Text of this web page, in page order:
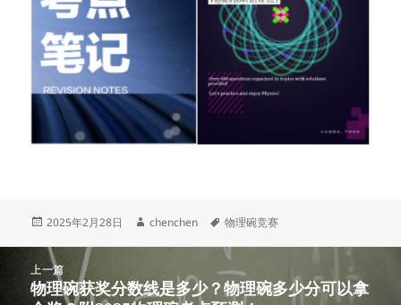
发
于
2025年2月28日
作
chenchen
标
物理碗竞赛
上一篇
上
物理碗获奖分数线是多少？物理碗多少分可以拿